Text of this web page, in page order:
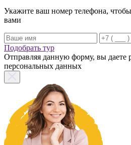
Укажите ваш номер телефона,
вами
Подобрать тур
Отправляя данную форму, вы даете
персональных данных